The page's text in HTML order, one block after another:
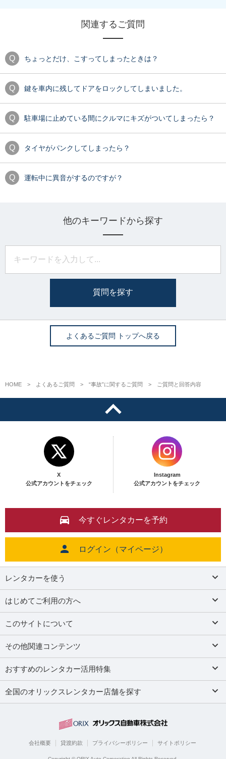
関連するご質問
ちょっとだけ、こすってしまったときは？
鍵を車内に残してドアをロックしてしまいました。
駐車場に止めている間にクルマにキズがついてしまったら？
タイヤがパンクしてしまったら？
運転中に異音がするのですが？
他のキーワードから探す
質問を探す
よくあるご質問 トップへ戻る
HOME よくあるご質問 “事故”に関するご質問 ご質問と回答内容
X
公式アカウントをチェック
Instagram
公式アカウントをチェック
今すぐレンタカーを予約
ログイン（マイページ）
レンタカーを使う
はじめてご利用の方へ
このサイトについて
その他関連コンテンツ
おすすめのレンタカー活用特集
全国のオリックスレンタカー店舗を探す
会社概要 貸渡約款 プライバシーポリシー サイトポリシー